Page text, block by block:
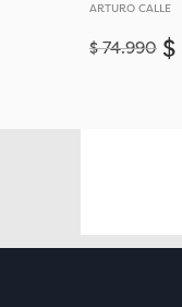
ARTURO CALLE
$ 74.990 $